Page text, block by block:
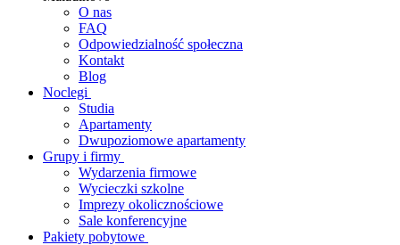
O nas
FAQ
Odpowiedzialność społeczna
Kontakt
Blog
Noclegi
Studia
Apartamenty
Dwupoziomowe apartamenty
Grupy i firmy
Wydarzenia firmowe
Wycieczki szkolne
Imprezy okolicznościowe
Sale konferencyjne
Pakiety pobytowe